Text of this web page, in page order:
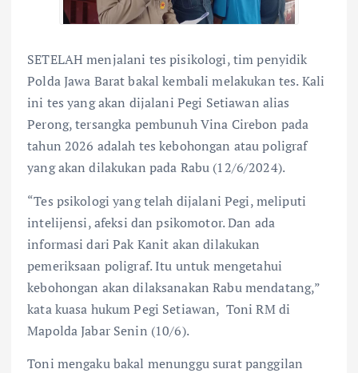
SETELAH menjalani tes pisikologi, tim penyidik
Polda Jawa Barat bakal kembali melakukan tes. Kali
ini tes yang akan dijalani Pegi Setiawan alias
Perong, tersangka pembunuh Vina Cirebon pada
tahun 2026 adalah tes kebohongan atau poligraf
yang akan dilakukan pada Rabu (12/6/2024).
“Tes psikologi yang telah dijalani Pegi, meliputi
intelijensi, afeksi dan psikomotor. Dan ada
informasi dari Pak Kanit akan dilakukan
pemeriksaan poligraf. Itu untuk mengetahui
kebohongan akan dilaksanakan Rabu mendatang,”
kata kuasa hukum Pegi Setiawan, Toni RM di
Mapolda Jabar Senin (10/6).
Toni mengaku bakal menunggu surat panggilan